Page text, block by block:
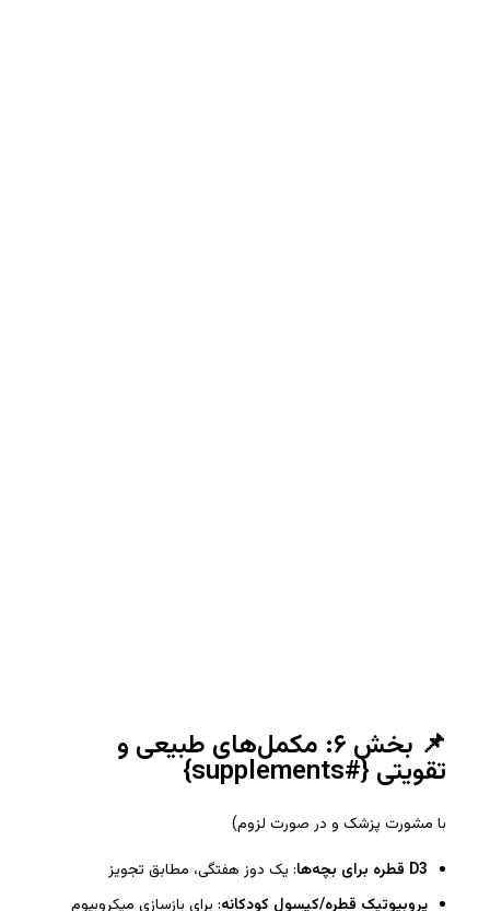
📌 بخش ۶: مکمل‌های طبیعی و
تقویتی {#supplements}
با مشورت پزشک و در صورت لزوم)
D3 قطره برای بچه‌ها: یک دوز هفتگی، مطابق تجویز
پروبیوتیک قطره/کپسول کودکانه: برای بازسازی میکروبیوم